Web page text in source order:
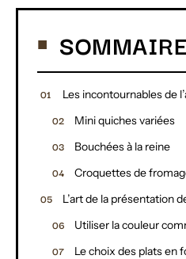
SOMMAIRE
Les incontournables de
Mini quiches variées
Bouchées à la reine
Croquettes de
L’art de la présentation
Utiliser la couleur
Le choix des plats en